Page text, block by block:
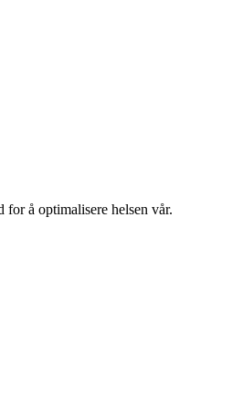
å optimalisere helsen vår.